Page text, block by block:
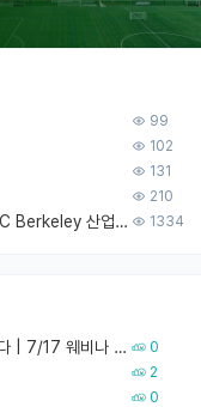
99
102
131
210
Korea University 수학, 컴퓨터과학 이학사, UC Berkeley 산업공학 대학원 공학박사가 되는 것은 쉽지 않겠죠? 1334
펀딩 취소로 시작된 재수, 바뀐 건 서류 6장이었다 | 7/17 웨비나 회고 0
2
0